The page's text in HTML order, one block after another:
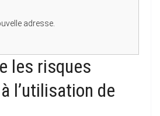
adresse.
les risques
l’utilisation de